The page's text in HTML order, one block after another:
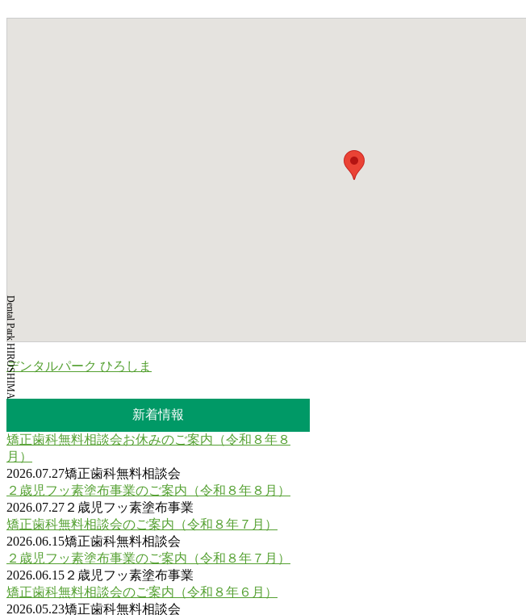
Dental Park HIROSHIMA
デンタルパーク ひろしま
新着情報
矯正歯科無料相談会お休みのご案内（令和８年８
月）
2026.07.27矯正歯科無料相談会
２歳児フッ素塗布事業のご案内（令和８年８月）
2026.07.27 ２歳児フッ素塗布事業
矯正歯科無料相談会のご案内（令和８年７月）
2026.06.15矯正歯科無料相談会
２歳児フッ素塗布事業のご案内（令和８年７月）
2026.06.15 ２歳児フッ素塗布事業
矯正歯科無料相談会のご案内（令和８年６月）
2026.05.23矯正歯科無料相談会